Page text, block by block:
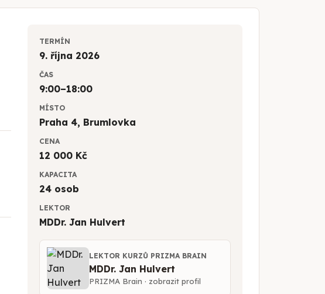
TERMÍN
9. října 2026
ČAS
9:00–18:00
MÍSTO
Praha 4, Brumlovka
CENA
12 000 Kč
KAPACITA
24 osob
LEKTOR
MDDr. Jan Hulvert
LEKTOR KURZŮ PRIZMA BRAIN
MDDr. Jan Hulvert
PRIZMA Brain · zobrazit profil